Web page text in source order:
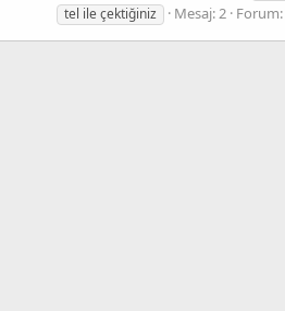
tel ile çektiğiniz
Mesaj: 2 Forum: